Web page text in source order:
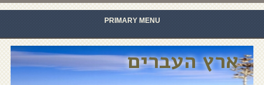
PRIMARY MENU
Skip to content
ארץ העברים